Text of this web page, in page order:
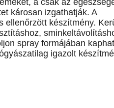
a csak az
károsan izgathatják. A
ellenőrzött készítmény.
spray formájában
igazolt